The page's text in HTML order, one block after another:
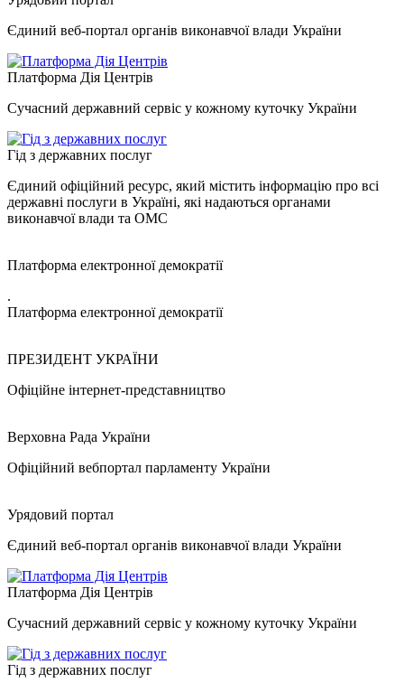
Єдиний веб-портал органів виконавчої влади України
Платформа Дія Центрів
Сучасний державний сервіс у кожному куточку України
Гід з державних послуг
Єдиний офіційний ресурс, який містить інформацію про всі
державні послуги в Україні, які надаються органами
виконавчої влади та ОМС
Платформа електронної демократії
.
Платформа електронної демократії
ПРЕЗИДЕНТ УКРАЇНИ
Офіційне інтернет-представництво
Верховна Рада України
Офіційний вебпортал парламенту України
Урядовий портал
Єдиний веб-портал органів виконавчої влади України
Платформа Дія Центрів
Сучасний державний сервіс у кожному куточку України
Гід з державних послуг